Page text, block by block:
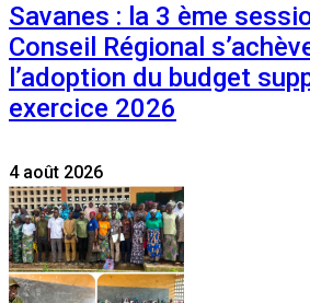
Savanes : la 3 ème
Conseil Régional
l’adoption du budget
exercice 2026
4 août 2026